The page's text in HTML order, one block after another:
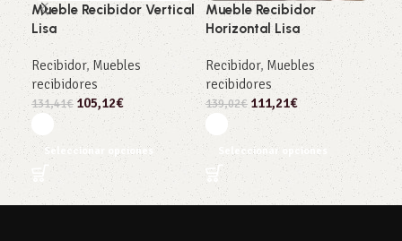
Mueble Recibidor Vertical
Lisa
Recibidor,Muebles
recibidores
131,41€105,12€
Seleccionar opciones
Mueble Recibidor
Horizontal Lisa
Recibidor, Muebles
recibidores
139,02€ 111,21€
Seleccionar opciones